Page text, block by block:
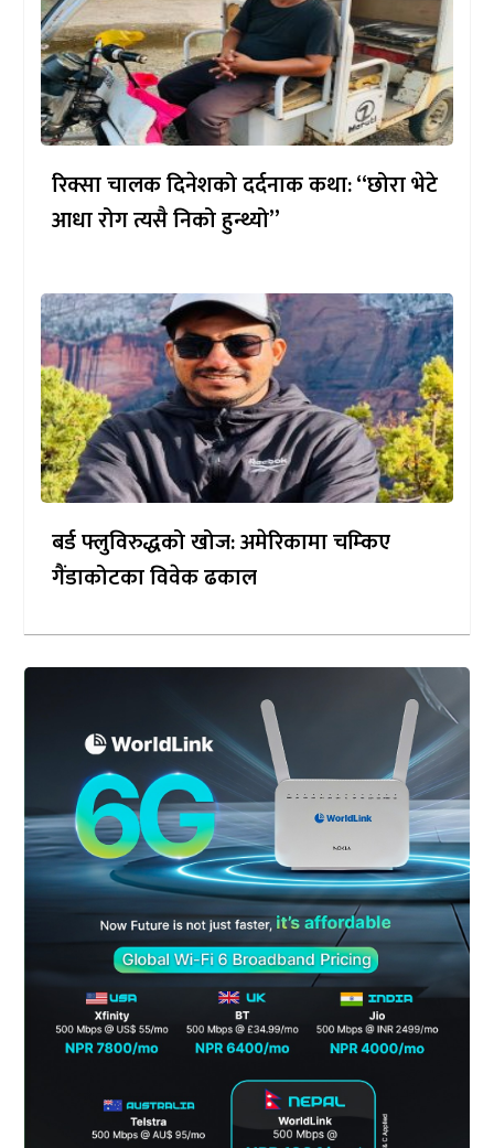
रिक्सा चालक दिनेशको दर्दनाक कथा: “छोरा भेटे
आधा रोग त्यसै निको हुन्थ्यो”
बर्ड फ्लुविरुद्धको खोज: अमेरिकामा चम्किए
गैंडाकोटका विवेक ढकाल